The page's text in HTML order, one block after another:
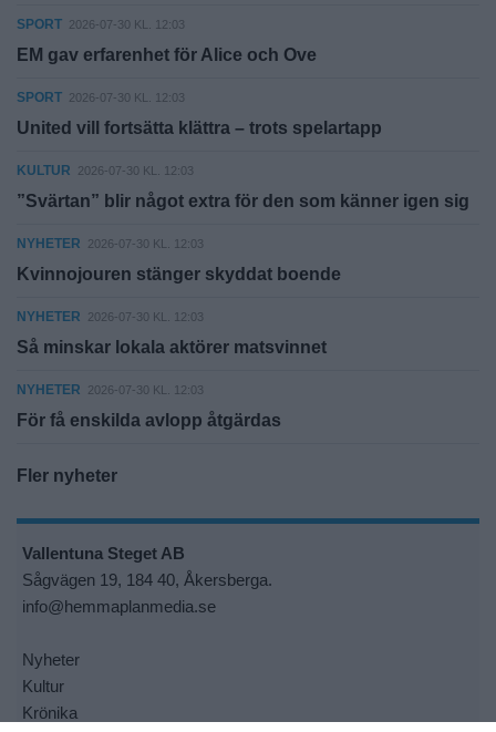
SPORT 2026-07-30 KL. 12:03
EM gav erfarenhet för Alice och Ove
SPORT 2026-07-30 KL. 12:03
United vill fortsätta klättra – trots spelartapp
KULTUR 2026-07-30 KL. 12:03
”Svärtan” blir något extra för den som känner igen sig
NYHETER 2026-07-30 KL. 12:03
Kvinnojouren stänger skyddat boende
NYHETER 2026-07-30 KL. 12:03
Så minskar lokala aktörer matsvinnet
NYHETER 2026-07-30 KL. 12:03
För få enskilda avlopp åtgärdas
Fler nyheter
Vallentuna Steget AB
Sågvägen 19, 184 40, Åkersberga.
info@hemmaplanmedia.se
Nyheter
Kultur
Krönika